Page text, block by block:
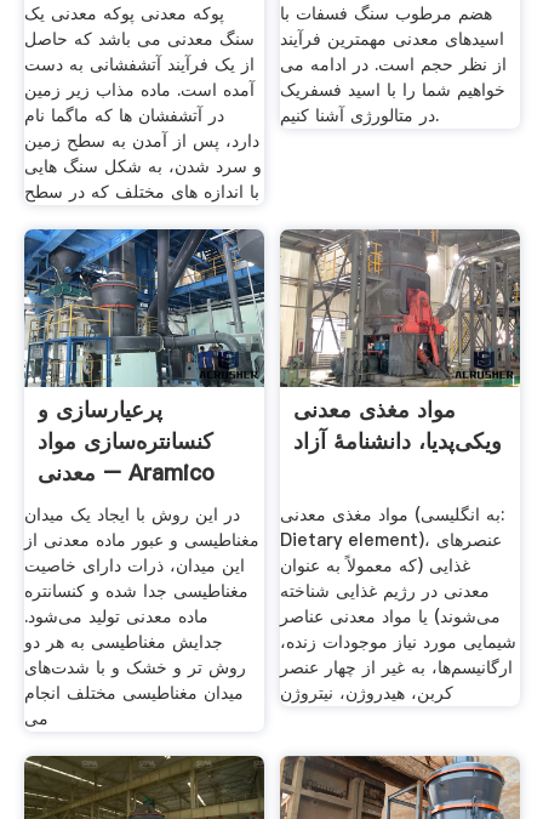
پوکه معدنی پوکه معدنی یک
سنگ معدنی می باشد که حاصل
از یک فرآیند آتشفشانی به دست
آمده است. ماده مذاب زیر زمین
در آتشفشان ها که ماگما نام
دارد، پس از آمدن به سطح زمین
و سرد شدن، به شکل سنگ هایی
با اندازه های مختلف که در سطح
هضم مرطوب سنگ فسفات با
اسیدهای معدنی مهمترین فرآیند
از نظر حجم است. در ادامه می
خواهیم شما را با اسید فسفریک
در متالورژی آشنا کنیم.
پرعیارسازی و
کنسانتره‌سازی مواد
معدنی – Aramico
Company
در این روش با ایجاد یک میدان
مغناطیسی و عبور ماده معدنی از
این میدان، ذرات دارای خاصیت
مغناطیسی جدا شده و کنسانتره
ماده معدنی تولید می‌شود.
جدایش مغناطیسی به هر دو
روش تر و خشک و با شدت‌های
میدان مغناطیسی مختلف انجام
می
مواد مغذی معدنی
ویکی‌پدیا، دانشنامهٔ آزاد
مواد مغذی معدنی (به انگلیسی:
Dietary element)، عنصرهای
غذایی (که معمولاً به عنوان
معدنی در رژیم غذایی شناخته
می‌شوند) یا مواد معدنی عناصر
شیمایی مورد نیاز موجودات زنده،
ارگانیسم‌ها، به غیر از چهار عنصر
کربن، هیدروژن، نیتروژن